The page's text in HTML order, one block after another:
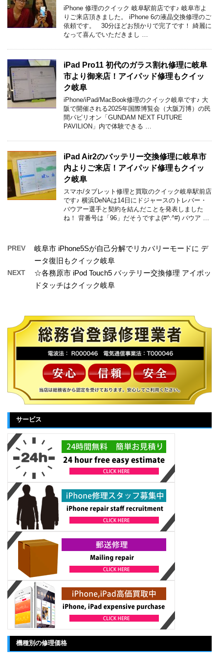
iPhone 修理のクイック 岐阜駅前店です♪ 岐阜市よ
りご来店頂きました。 iPhone 6の液晶交換修理のご
依頼です。 30分ほどお預かりで完了です！ 綺麗に
なって喜んでいただきまし …
iPad Pro11 初代のガラス割れ修理に岐阜
市より御来店！アイパッド修理もクイッ
ク岐阜
iPhone/iPad/MacBook修理のクイック岐阜です♪ 大
阪で開催される2025年国際博覧会（大阪万博）の民
間パビリオン「GUNDAM NEXT FUTURE
PAVILION」内で体験できる …
iPad Air2のバッテリー交換修理に岐阜市
内よりご来店！アイパッド修理もクイッ
ク岐阜
スマホ/タブレット修理と買取のクイック岐阜駅前店
です♪ 横浜DeNAは14日にドジャースのトレバー・
バウアー選手と契約を結んだことを発表しました
ね！ 背番号は「96」だそうですよ(#^.^#) バウア …
PREV
岐阜市 iPhone5Sが自己分解でリカバリーモードに デ
ータ復旧もクイック岐阜
NEXT
☆各務原市 iPod Touch5 バッテリー交換修理 アイポッ
ドタッチはクイック岐阜
サービス
機種別の修理価格